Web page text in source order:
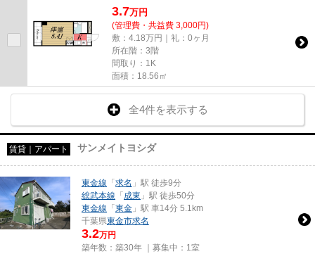
3.7万円
(管理費・共益費 3,000円)
敷：4.18万円｜礼：0ヶ月
所在階：3階
間取り：1K
面積：18.56㎡
全4件を表示する
賃貸｜アパート サンメイトヨシダ
東金線 「求名 」駅 徒歩9分
総武本線 「成東 」駅 徒歩50分
東金線 「東金 」駅 車14分 5.1km
千葉県東金市求名
3.2万円
築年数：築30年 ｜募集中： 1室